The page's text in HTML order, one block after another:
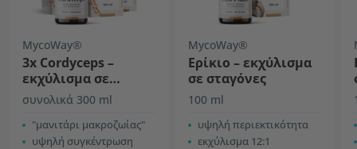
MycoWay®
3x Cordyceps –
εκχύλισμα σε
σταγόνες
συνολικά 300 ml
"μανιτάρι μακροζωίας"
υψηλή συγκέντρωση
MycoWay®
Ερίκιο – εκχύλισμα
σε σταγόνες
100 ml
υψηλή περιεκτικότητα
εκχύλισμα 12:1